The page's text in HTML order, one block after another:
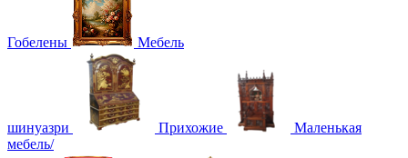
Гобелены Мебель
шинуазри Прихожие
Маленькая
мебель/